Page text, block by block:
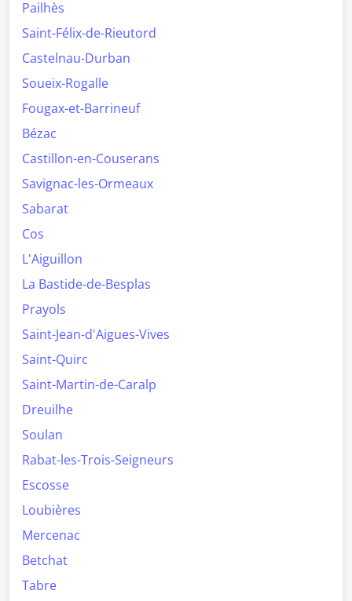
Pailhès
Saint-Félix-de-Rieutord
Castelnau-Durban
Soueix-Rogalle
Fougax-et-Barrineuf
Bézac
Castillon-en-Couserans
Savignac-les-Ormeaux
Sabarat
Cos
L'Aiguillon
La Bastide-de-Besplas
Prayols
Saint-Jean-d'Aigues-Vives
Saint-Quirc
Saint-Martin-de-Caralp
Dreuilhe
Soulan
Rabat-les-Trois-Seigneurs
Escosse
Loubières
Mercenac
Betchat
Tabre